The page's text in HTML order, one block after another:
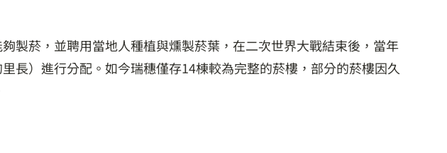
製菸，並聘用當地人種植與燻製菸葉，在二次世界大戰結束後，當年
長）進行分配。如今瑞穗僅存14棟較為完整的菸樓，部分的菸樓因久